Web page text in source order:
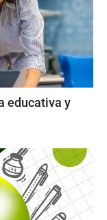
educativa y